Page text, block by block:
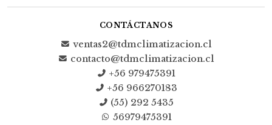
CONTÁCTANOS
ventas2@tdmclimatizacion.cl
contacto@tdmclimatizacion.cl
+56 979475391
+56 966270183
(55) 292 5435
56979475391